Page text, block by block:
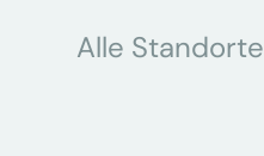
Alle Standorte